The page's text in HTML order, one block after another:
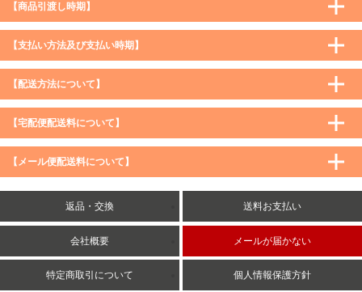
【商品引渡し時期】
【支払い方法及び支払い時期】
【配送方法について】
【宅配便配送料について】
購入価格 ／ 地域 通常 沖縄・離島など一部地域
5,900円（税込）未満
590円（税込）
【メール便配送料について】
5,900円（税込）以上 送料無料
返品・交換 送料お支払い
会社概要 メールが届かない
特定商取引について 個人情報保護方針